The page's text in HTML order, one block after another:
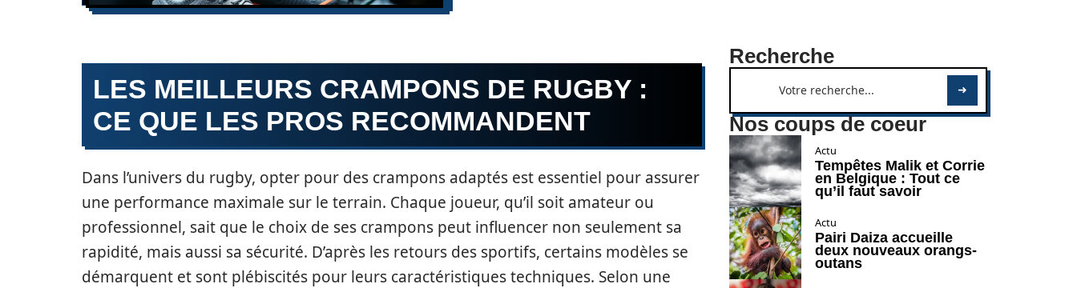
LES MEILLEURS CRAMPONS DE RUGBY :
CE QUE LES PROS RECOMMANDENT
Dans l’univers du rugby, opter pour des crampons adaptés est essentiel pour assurer
une performance maximale sur le terrain. Chaque joueur, qu’il soit amateur ou
professionnel, sait que le choix de ses crampons peut influencer non seulement sa
rapidité, mais aussi sa sécurité. D’après les retours des sportifs, certains modèles se
démarquent et sont plébiscités pour leurs caractéristiques techniques. Selon une
Recherche
Nos coups de coeur
Actu
Tempêtes Malik et Corrie
en Belgique : Tout ce
qu’il faut savoir
Actu
Pairi Daiza accueille
deux nouveaux orangs-
outans